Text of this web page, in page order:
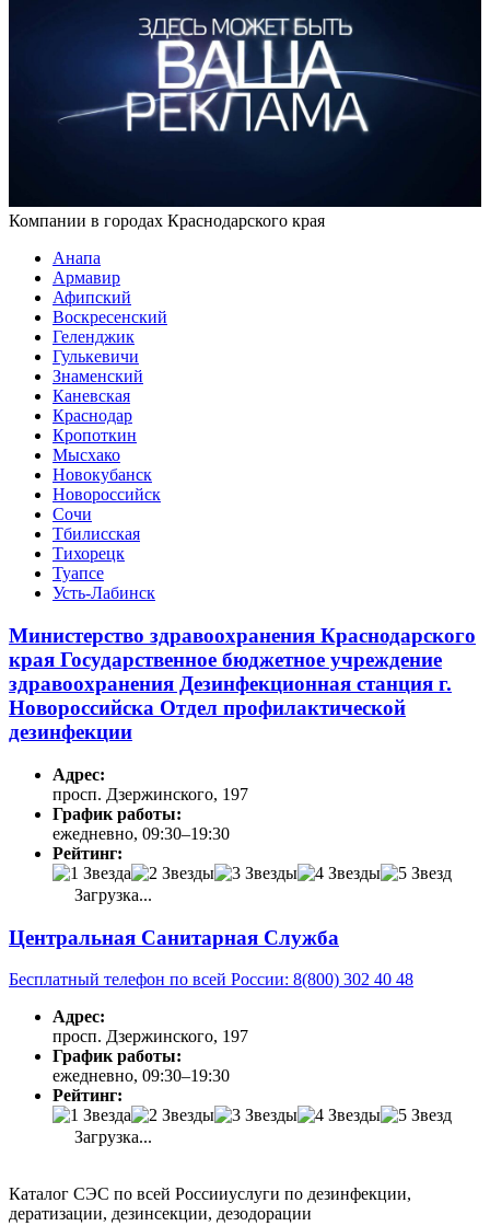
Компании в городах Краснодарского края
Анапа
Армавир
Афипский
Воскресенский
Геленджик
Гулькевичи
Знаменский
Каневская
Краснодар
Кропоткин
Мысхако
Новокубанск
Новороссийск
Сочи
Тбилисская
Тихорецк
Туапсе
Усть-Лабинск
Министерство здравоохранения Краснодарского
края Государственное бюджетное учреждение
здравоохранения Дезинфекционная станция г.
Новороссийска Отдел профилактической
дезинфекции
Адрес:
просп. Дзержинского, 197
График работы:
ежедневно, 09:30–19:30
Рейтинг:
Загрузка...
Центральная Санитарная Служба
Бесплатный телефон по всей России: 8(800) 302 40 48
Адрес:
просп. Дзержинского, 197
График работы:
ежедневно, 09:30–19:30
Рейтинг:
Загрузка...
Каталог СЭС по всей Россииуслуги по дезинфекции,
дератизации, дезинсекции, дезодорации